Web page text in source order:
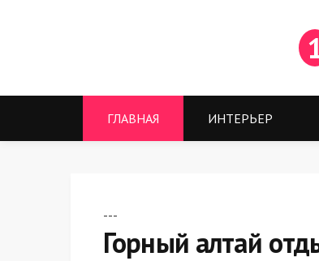
ГЛАВНАЯ ИНТЕРЬЕР
---
Горный алтай